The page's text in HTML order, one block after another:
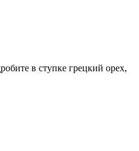
в ступке грецкий орех,